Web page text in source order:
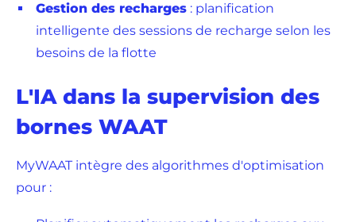
Gestion des recharges : planification
intelligente des sessions de recharge selon les
besoins de la flotte
L'IA dans la supervision des
bornes WAAT
MyWAAT intègre des algorithmes d'optimisation
pour :